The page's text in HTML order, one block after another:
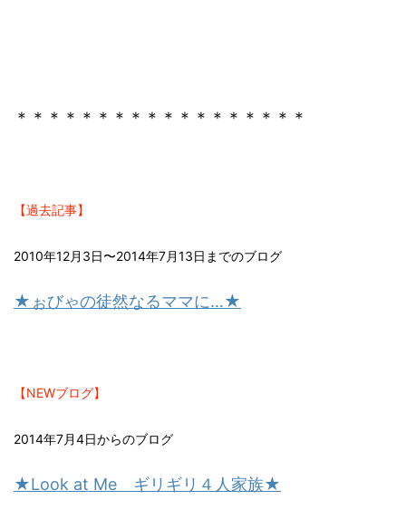
＊＊＊＊＊＊＊＊＊＊＊＊＊＊＊＊＊＊
【過去記事】
2010年12月3日〜2014年7月13日までのブログ
★ぉびゃの徒然なるママに…★
【NEWブログ】
2014年7月4日からのブログ
★Look at Me ギリギリ４人家族★